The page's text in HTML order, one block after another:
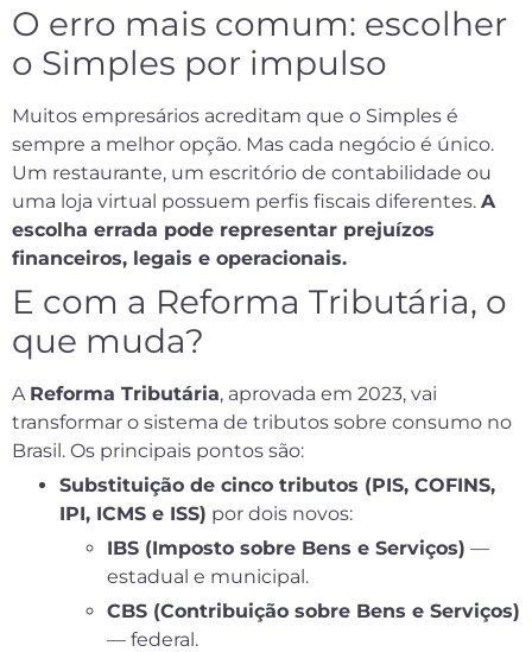
O erro mais comum: escolher
o Simples por impulso
Muitos empresários acreditam que o Simples é
sempre a melhor opção. Mas cada negócio é único.
Um restaurante, um escritório de contabilidade ou
uma loja virtual possuem perfis fiscais diferentes. A
escolha errada pode representar prejuízos
financeiros, legais e operacionais.
E com a Reforma Tributária, o
que muda?
A Reforma Tributária, aprovada em 2023, vai
transformar o sistema de tributos sobre consumo no
Brasil. Os principais pontos são:
Substituição de cinco tributos (PIS, COFINS,
IPI, ICMS e ISS) por dois novos:
IBS (Imposto sobre Bens e Serviços) —
estadual e municipal.
CBS (Contribuição sobre Bens e Serviços)
— federal.